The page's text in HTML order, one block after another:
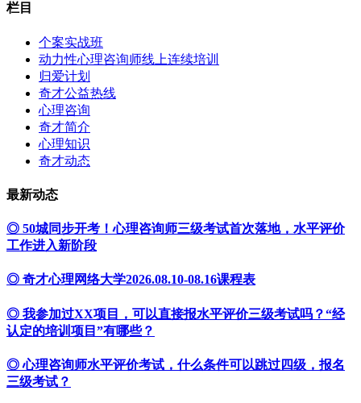
栏目
个案实战班
动力性心理咨询师线上连续培训
归爱计划
奇才公益热线
心理咨询
奇才简介
心理知识
奇才动态
最新动态
◎ 50城同步开考！心理咨询师三级考试首次落地，水平评价
工作进入新阶段
◎ 奇才心理网络大学2026.08.10-08.16课程表
◎ 我参加过XX项目，可以直接报水平评价三级考试吗？“经
认定的培训项目”有哪些？
◎ 心理咨询师水平评价考试，什么条件可以跳过四级，报名
三级考试？